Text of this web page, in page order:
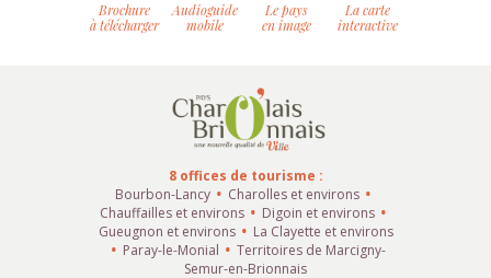
Brochure
à télécharger
Audioguide
mobile
Le pays
en image
La carte
interactive
8 offices de tourisme :
Bourbon-Lancy
Charolles et environs
Chauffailles et environs
Digoin et environs
Gueugnon et environs
La Clayette et environs
Paray-le-Monial
Territoires de Marcigny-
Semur-en-Brionnais